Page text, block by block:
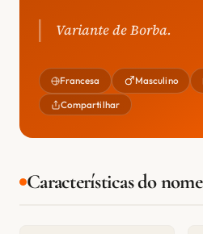
Variante de Borba.
Francesa Masculino
Compartilhar
Características do nome